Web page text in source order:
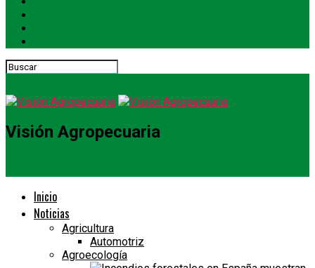
Visión Agropecuaria
Inicio
Noticias
Agricultura
Automotriz
Agroecología